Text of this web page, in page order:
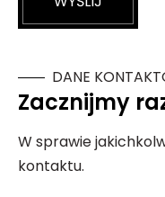
DANE
Zacznijmy
W sprawie
kontaktu.